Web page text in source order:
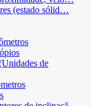
(estado sólid…
de